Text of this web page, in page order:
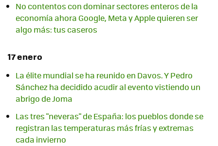
No contentos con dominar sectores enteros de la
economía ahora Google, Meta y Apple quieren ser
algo más: tus caseros
17 enero
La élite mundial se ha reunido en Davos. Y Pedro
Sánchez ha decidido acudir al evento vistiendo un
abrigo de Joma
Las tres "neveras" de España: los pueblos donde se
registran las temperaturas más frías y extremas
cada invierno